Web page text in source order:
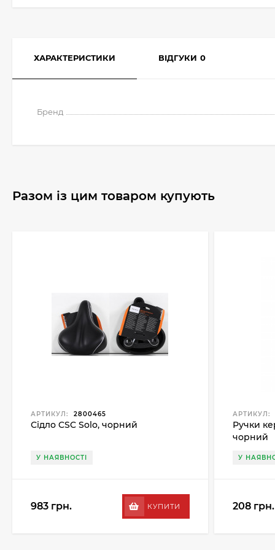
ХАРАКТЕРИСТИКИ ВІДГУКИ 0
Бренд
Разом із цим товаром купують
АРТИКУЛ: 2800465
Сідло CSC Solo, чорний
У НАЯВНОСТІ
983 грн. КУПИТИ
АРТИКУЛ:
Ручки
чорний
У
208 грн.